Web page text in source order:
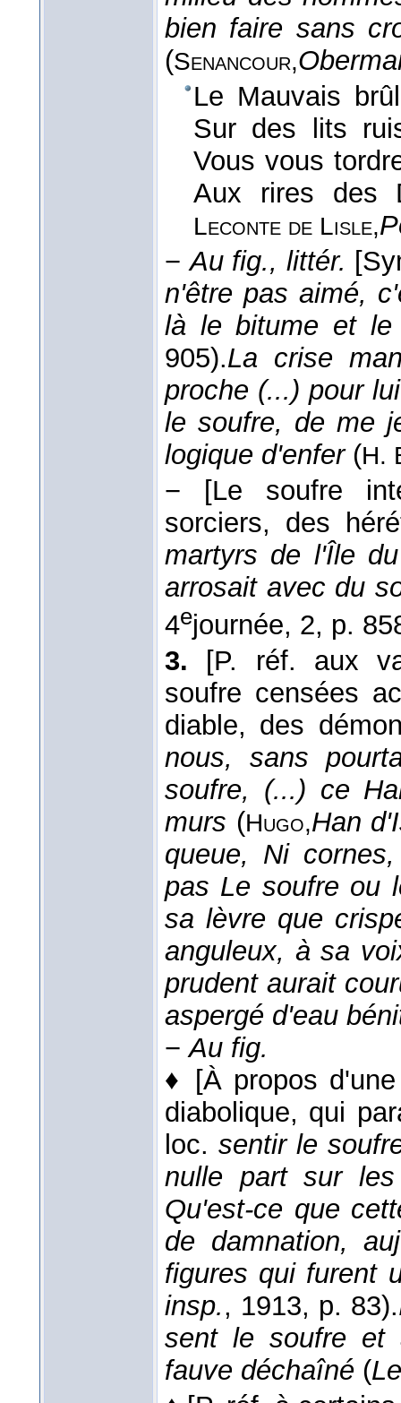
bien faire sans
(Senancour,
Le Mauvais
Sur des lits
Vous vous
Aux rires des
Leconte de Lisle,
−Au fig., littér.
n'être pas aimé,
là le bitume et le
905).La crise
proche (...) pour
le soufre, de me
logique d'enfer(H.
−
[Le soufre
sorciers, des
martyrs de l'Île
arrosait avec du
4ejournée, 2, p.
3.
[P. réf. aux
soufre censées
diable, des
nous, sans
soufre, (...) ce
murs (Hugo,Han
queue, Ni
pas Le soufre ou
sa lèvre que
anguleux, à sa
prudent aurait
aspergé d'eau
−Au fig.
♦
[À propos
diabolique, qui
loc.sentir le
nulle part sur
Qu'est-ce que
de damnation,
figures qui furent
insp., 1913, p. 83).
sent le soufre et
fauve déchaîné (